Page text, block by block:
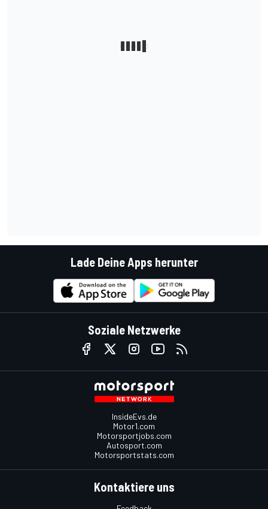
Lade Deine Apps herunter
Soziale Netzwerke
InsideEvs.de
Motor1.com
Motorsportjobs.com
Autosport.com
Motorsportstats.com
Kontaktiere uns